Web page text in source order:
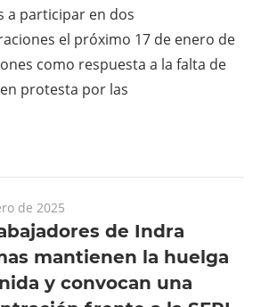
a participar en dos
el próximo 17 de enero de
como respuesta a la falta de
protesta por las
de 2025
de Indra
mantienen la huelga
y convocan una